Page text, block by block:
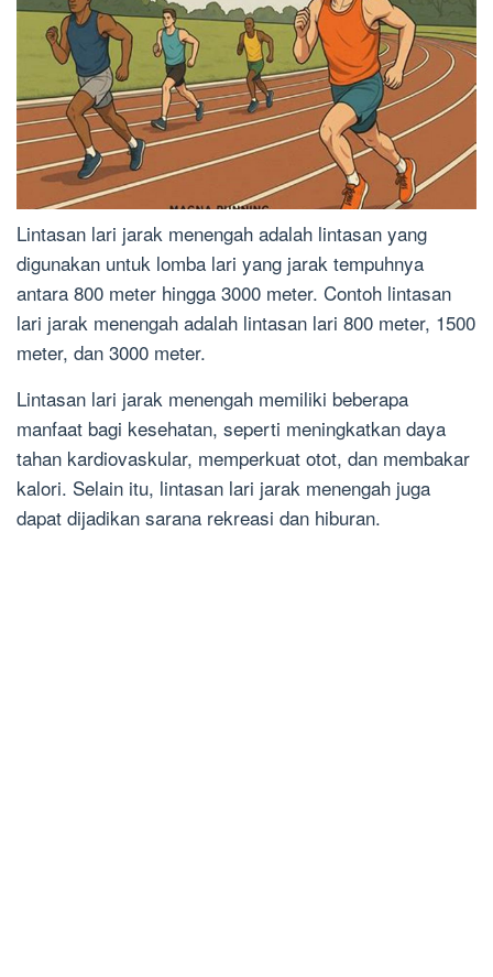
Lintasan lari jarak menengah adalah lintasan yang
digunakan untuk lomba lari yang jarak tempuhnya
antara 800 meter hingga 3000 meter. Contoh lintasan
lari jarak menengah adalah lintasan lari 800 meter, 1500
meter, dan 3000 meter.
Lintasan lari jarak menengah memiliki beberapa
manfaat bagi kesehatan, seperti meningkatkan daya
tahan kardiovaskular, memperkuat otot, dan membakar
kalori. Selain itu, lintasan lari jarak menengah juga
dapat dijadikan sarana rekreasi dan hiburan.